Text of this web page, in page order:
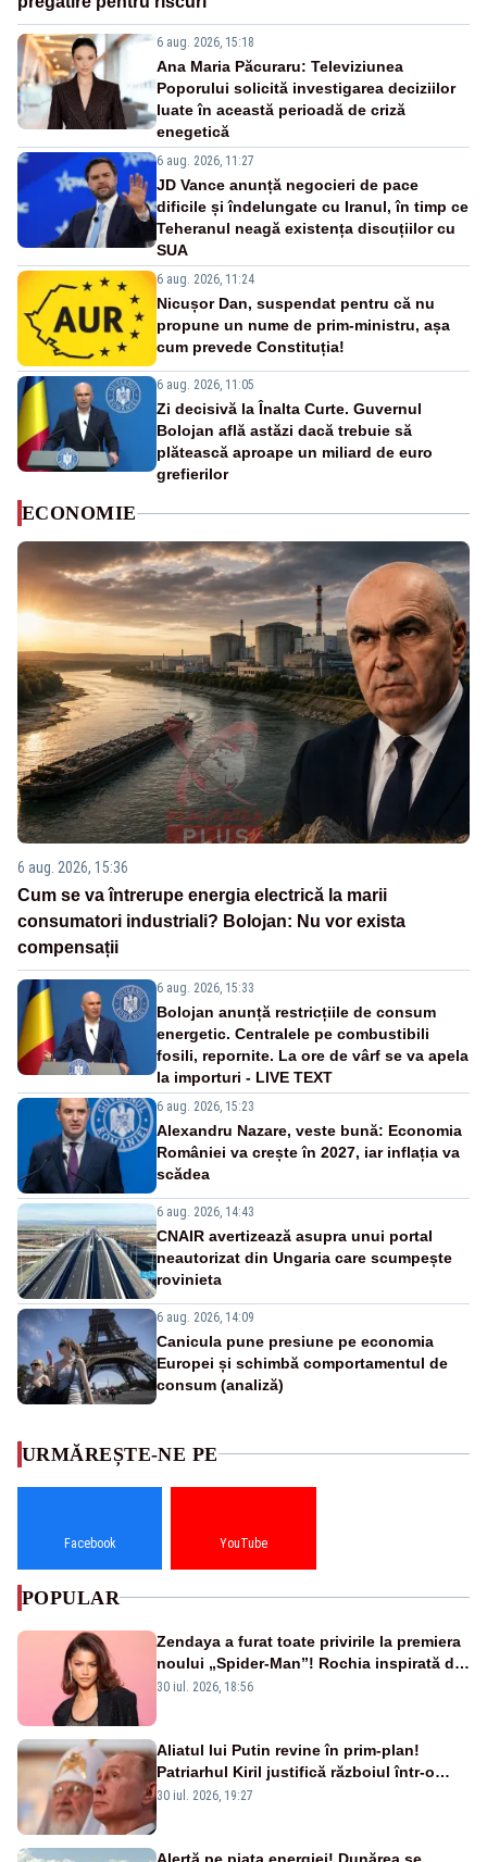
6 aug. 2026, 15:18
Ana Maria Păcuraru: Televiziunea
Poporului solicită investigarea deciziilor
luate în această perioadă de criză
enegetică
6 aug. 2026, 11:27
JD Vance anunță negocieri de pace
dificile și îndelungate cu Iranul, în timp ce
Teheranul neagă existența discuțiilor cu
SUA
6 aug. 2026, 11:24
Nicușor Dan, suspendat pentru că nu
propune un nume de prim-ministru, așa
cum prevede Constituția!
6 aug. 2026, 11:05
Zi decisivă la Înalta Curte. Guvernul
Bolojan află astăzi dacă trebuie să
plătească aproape un miliard de euro
grefierilor
ECONOMIE
6 aug. 2026, 15:36
Cum se va întrerupe energia electrică la marii
consumatori industriali? Bolojan: Nu vor exista
compensații
6 aug. 2026, 15:33
Bolojan anunță restricțiile de consum
energetic. Centralele pe combustibili
fosili, repornite. La ore de vârf se va apela
la importuri - LIVE TEXT
6 aug. 2026, 15:23
Alexandru Nazare, veste bună: Economia
României va crește în 2027, iar inflația va
scădea
6 aug. 2026, 14:43
CNAIR avertizează asupra unui portal
neautorizat din Ungaria care scumpește
rovinieta
6 aug. 2026, 14:09
Canicula pune presiune pe economia
Europei și schimbă comportamentul de
consum (analiză)
URMĂREȘTE-NE PE
Facebook YouTube
POPULAR
Zendaya a furat toate privirile la premiera
noului „Spider-Man”! Rochia inspirată de
pânza de păianjen a făcut senzație
30 iul. 2026, 18:56
Aliatul lui Putin revine în prim-plan!
Patriarhul Kiril justifică războiul într-o
nouă carte
30 iul. 2026, 19:27
Alertă pe piața energiei! Dunărea se